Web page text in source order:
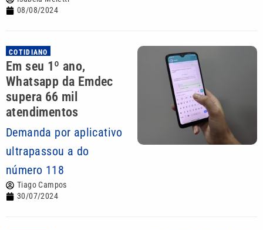
08/08/2024
COTIDIANO
Em seu 1º ano,
Whatsapp da Emdec
supera 66 mil
atendimentos
Demanda por aplicativo
ultrapassou a do
número 118
Tiago Campos
30/07/2024